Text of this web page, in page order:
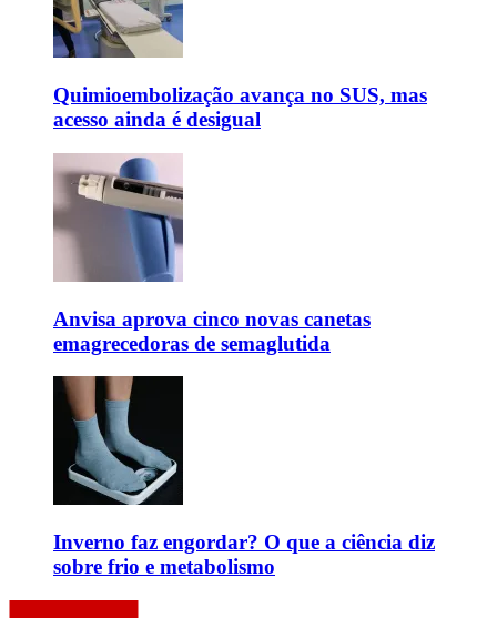
Quimioembolização avança no SUS, mas
acesso ainda é desigual
Anvisa aprova cinco novas canetas
emagrecedoras de semaglutida
Inverno faz engordar? O que a ciência diz
sobre frio e metabolismo